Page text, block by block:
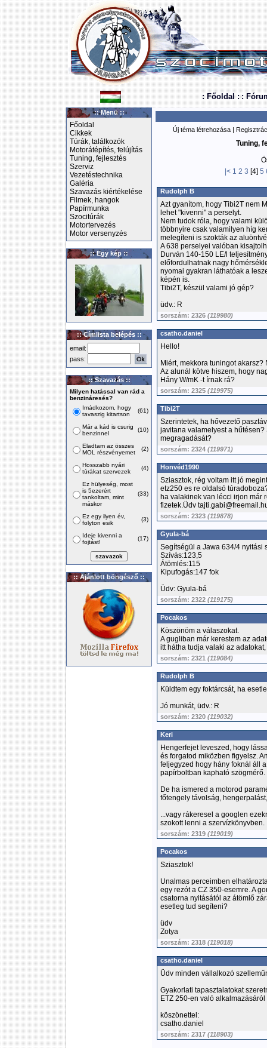
: Főoldal : :
:: Menü ::
Főoldal
Cikkek
Túrák, találkozók
Motorátépítés, felújítás
Tuning, fejlesztés
Szerviz
Vezetéstechnika
Galéria
Szavazás kiértékelése
Filmek, hangok
Papírmunka
Szocitúrák
Motortervezés
Motor versenyzés
:: Egy kép ::
:: Címlista belépés ::
email:
pass:
:: Szavazás ::
Milyen hatással van rád a
benzináresés?
Imádkozom, hogy
tavaszig kitartson
(61)
Már a kád is csurig
benzinnel
(10)
Eladtam az összes
MOL részvényemet
(2)
Hosszabb nyári
túrákat szervezek
(4)
Ez hülyeség, most
is 5ezerért
tankoltam, mint
máskor
(33)
Ez egy ilyen év,
folyton esik
(3)
Ideje kivenni a
fojtást!
(17)
:: Ajánlott böngésző ::
Új téma létrehozása |
Tuning,
|< 1 2 3 [4] 5
Rudolph B
Azt gyanítom, hogy Tibi2T nem
lehet "kivenni" a perselyt.
Nem tudok róla, hogy valami
többnyire csak valamilyen híg
melegíteni is szokták az
A 638 perselyei valóban
Durván 140-150 LE/l
előfordulhatnak nagy
nyomai gyakran láthatóak a
képén is.
Tibi2T, készül valami jó gép?
üdv.: R
sorszám: 2326 (119980)
csatho.daniel
Hello!
Miért, mekkora tuningot
Az alunál kötve hiszem, hogy
Hány W/mK -t írnak rá?
sorszám: 2325 (119975)
Tibi2T
Szerintetek, ha hővezető
javitana valamelyest a
megragadását?
sorszám: 2324 (119971)
Honvéd1990
Sziasztok, rég voltam itt jó
etz250 es re oldalsó
ha valakinek van lécci irjon már
fizetek.Üdv
sorszám: 2323 (119878)
Gyula-bá
Segítségül a Jawa 634/4 nyitási
Szívás:123,5
Átömlés:115
Kipufogás:147 fok
Üdv: Gyula-bá
sorszám: 2322 (119175)
Pocakos
Köszönöm a válaszokat.
A gugliban már kerestem az
itt hátha tudja valaki az
sorszám: 2321 (119084)
Rudolph B
Küldtem egy foktárcsát, ha
Jó munkát, üdv.: R
sorszám: 2320 (119032)
Keri
Hengerfejet leveszed, hogy
és forgatod miközben figyelsz.
feljegyzed hogy hány foknál áll
papírboltban kapható szögmérő.
De ha ismered a motorod
főtengely távolság,
...vagy rákeresel a googlen
szokott lenni a szervízkönyvben.
sorszám: 2319 (119019)
Pocakos
Sziasztok!
Unalmas perceimben
egy rezót a CZ 350-esemre. A
csatorna nyitásától az átömlő
esetleg tud segíteni?
üdv
Zotya
sorszám: 2318 (119018)
csatho.daniel
Üdv minden vállalkozó
Gyakorlati tapasztalatokat
ETZ 250-en való alkalmazásáról
köszönettel:
csatho.daniel
sorszám: 2317 (118903)